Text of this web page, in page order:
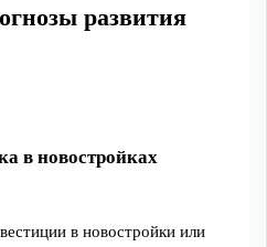
развития
в новостройках
в новостройки или